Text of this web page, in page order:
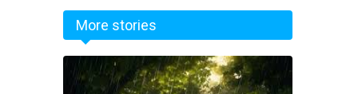
More stories